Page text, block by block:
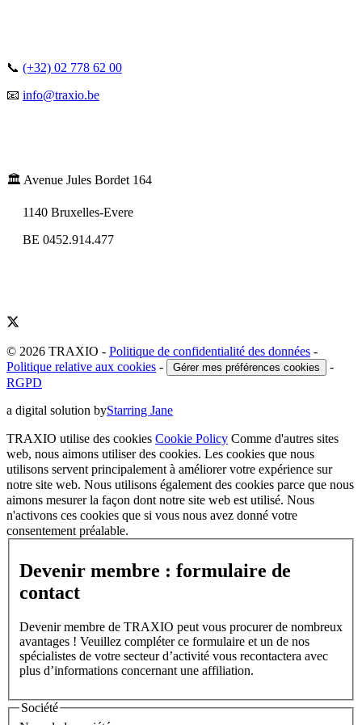
📞 (+32) 02 778 62 00
📧 info@traxio.be
🏛️ Avenue Jules Bordet 164
1140 Bruxelles-Evere
BE 0452.914.477
© 2026 TRAXIO - Politique de confidentialité des données -
Politique relative aux cookies - Gérer mes préférences cookies
-
RGPD
a digital solution byStarring Jane
TRAXIO utilise des cookies Cookie Policy Comme d'autres sites
web, nous aimons utiliser des cookies. Les cookies que nous
utilisons servent principalement à améliorer votre expérience sur
notre site web. Nous utilisons également des cookies parce que nous
aimons mesurer la façon dont notre site web est utilisé. Nous
n'activons ces cookies que si vous nous avez donné votre
consentement préalable.
Devenir membre : formulaire de
contact
Devenir membre de TRAXIO peut vous procurer de nombreux
avantages ! Veuillez compléter ce formulaire et un de nos
spécialistes de votre secteur d’activité vous recontactera avec
plus d’informations concernant une affiliation.
Société